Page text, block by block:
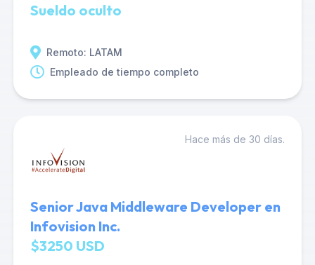
Sueldo oculto
Remoto: LATAM
Empleado de tiempo completo
Hace más de 30 días.
Senior Java Middleware Developer en
Infovision Inc.
$3250 USD